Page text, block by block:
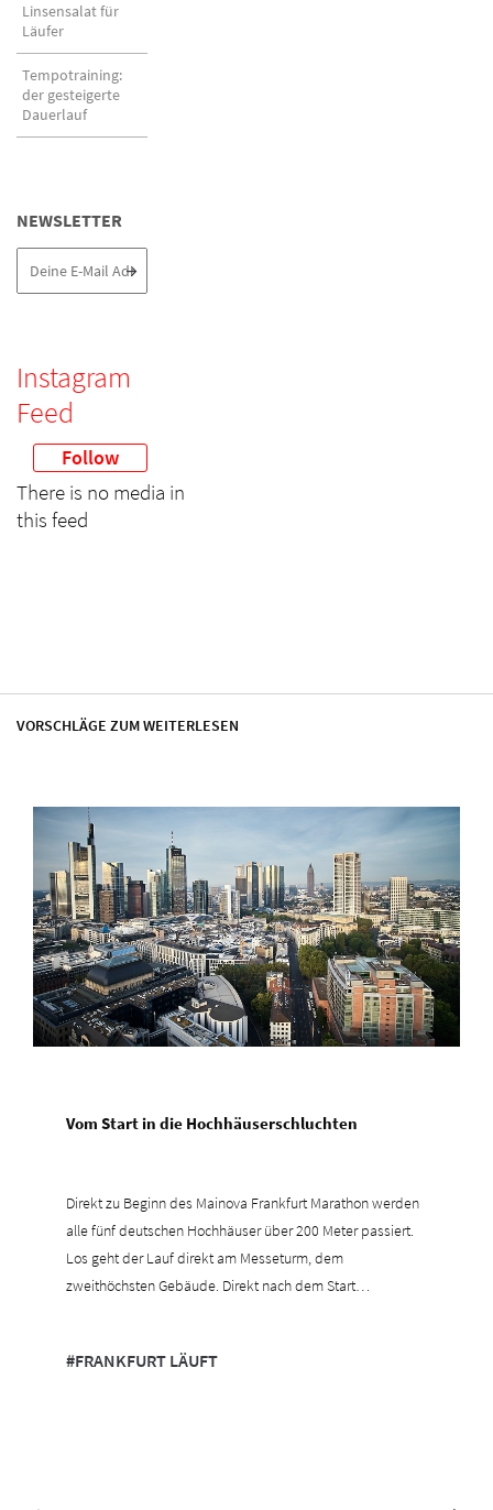
Linsensalat für
Läufer
Tempotraining:
der gesteigerte
Dauerlauf
NEWSLETTER
Instagram
Feed
Follow
There is no media in
this feed
VORSCHLÄGE ZUM WEITERLESEN
Vom Start in die Hochhäuserschluchten
Direkt zu Beginn des Mainova Frankfurt Marathon werden
alle fünf deutschen Hochhäuser über 200 Meter passiert.
Los geht der Lauf direkt am Messeturm, dem
zweithöchsten Gebäude. Direkt nach dem Start…
#FRANKFURT LÄUFT